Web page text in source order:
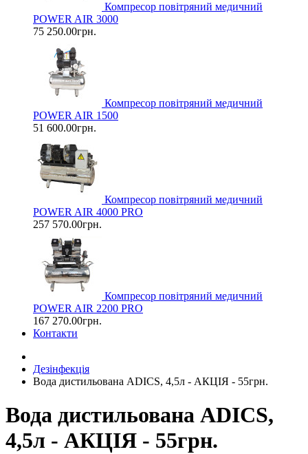
Компресор повітряний медичний
POWER AIR 3000
75 250.00грн.
Компресор повітряний медичний
POWER AIR 1500
51 600.00грн.
Компресор повітряний медичний
POWER AIR 4000 PRO
257 570.00грн.
Компресор повітряний медичний
POWER AIR 2200 PRO
167 270.00грн.
Контакти
Дезінфекція
Вода дистильована ADICS, 4,5л - АКЦІЯ - 55грн.
Вода дистильована ADICS,
4,5л - АКЦІЯ - 55грн.